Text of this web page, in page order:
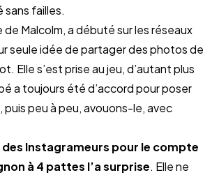
sans failles.
de Malcolm, a débuté sur les réseaux
seule idée de partager des photos de
Elle s’est prise au jeu, d’autant plus
a toujours été d’accord pour poser
peu à peu, avouons-le, avec
des Instagrameurs pour le compte
à 4 pattes l’a surprise. Elle ne